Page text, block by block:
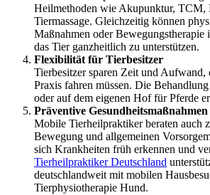
Heilmethoden wie Akupunktur, TCM,
Tiermassage. Gleichzeitig können
Maßnahmen oder Bewegungstherapie
das Tier ganzheitlich zu unterstützen.
Flexibilität für Tierbesitzer
Tierbesitzer sparen Zeit und Aufwand,
Praxis fahren müssen. Die
oder auf dem eigenen Hof für Pferde
Präventive Gesundheitsmaßnahmen
Mobile Tierheilpraktiker beraten auch
Bewegung und allgemeinen
sich Krankheiten früh erkennen und
Tierheilpraktiker Deutschland
deutschlandweit mit mobilen
Tierphysiotherapie Hund.